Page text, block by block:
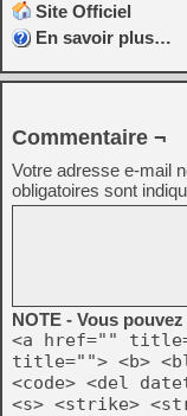
Site Officiel
En savoir plus…
Commentaire ¬
Votre adresse e-mail
obligatoires sont
NOTE - Vous
<a href=""
title=""> <b>
<code> <del
<s> <strike>